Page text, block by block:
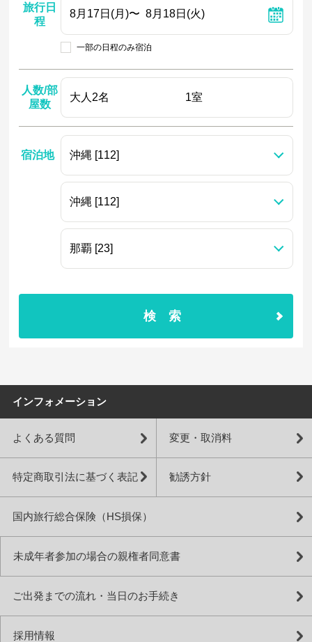
旅行日
程
一部の日程のみ宿泊
人数/部
屋数
宿泊地
検索
インフォメーション
よくある質問 変更・取消料
特定商取引法に基づく表記 勧誘方針
国内旅行総合保険（HS損保）
未成年者参加の場合の親権者同意書
ご出発までの流れ・当日のお手続き
採用情報